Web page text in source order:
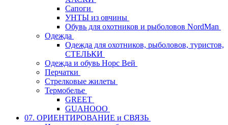
Сапоги
УНТЫ из овчины
Обувь для охотников и рыболовов NordMan
Одежда
Одежда для охотников, рыболовов, туристов,
СТЕЛЬКИ
Одежда и обувь Норс Вей
Перчатки
Стрелковые жилеты
Термобелье
GREET
GUAHOOO
07. ОРИЕНТИРОВАНИЕ и СВЯЗЬ